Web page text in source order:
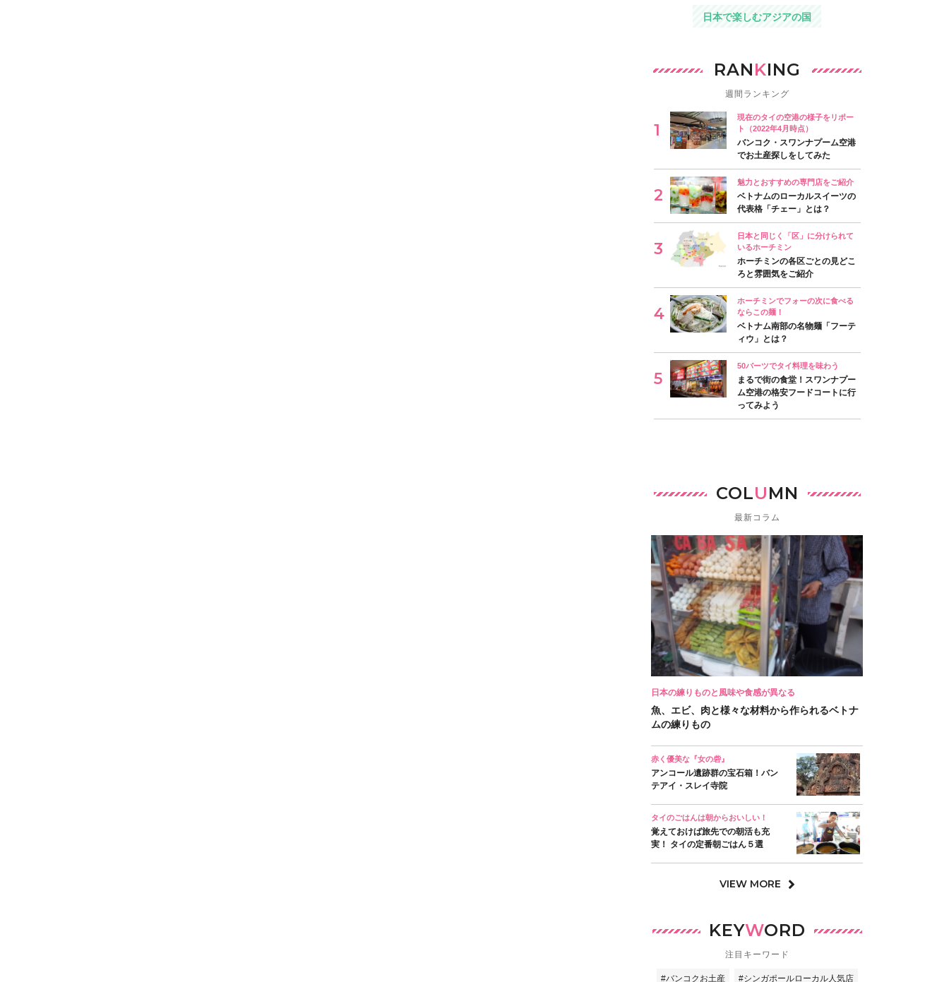
日本で楽しむアジアの国
RANKING
週間ランキング
現在のタイの空港の様子をリポー
ト（2022年4月時点）
バンコク・スワンナプーム空港
でお土産探しをしてみた
魅力とおすすめの専門店をご紹介
ベトナムのローカルスイーツの
代表格「チェー」とは？
日本と同じく「区」に分けられて
いるホーチミン
ホーチミンの各区ごとの見どこ
ろと雰囲気をご紹介
ホーチミンでフォーの次に食べる
ならこの麺！
ベトナム南部の名物麺「フーテ
ィウ」とは？
50バーツでタイ料理を味わう
まるで街の食堂！スワンナプー
ム空港の格安フードコートに行
ってみよう
COLUMN
最新コラム
日本の練りものと風味や食感が異なる
魚、エビ、肉と様々な材料から作られるベトナ
ムの練りもの
赤く優美な『女の砦』
アンコール遺跡群の宝石箱！バン
テアイ・スレイ寺院
タイのごはんは朝からおいしい！
覚えておけば旅先での朝活も充
実！ タイの定番朝ごはん５選
VIEW MORE
KEYWORD
注目キーワード
#バンコクお土産 #シンガポールローカル人気店